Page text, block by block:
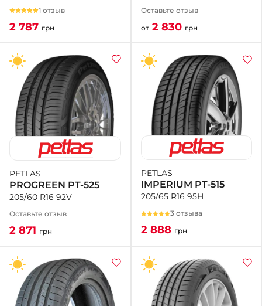
1 отзыв
2 787 грн
Оставьте отзыв
от 2 830 грн
PETLAS
PROGREEN PT-525
205/60 R16 92V
Оставьте отзыв
2 871 грн
PETLAS
IMPERIUM PT-515
205/65 R16 95H
3 отзыва
2 888 грн